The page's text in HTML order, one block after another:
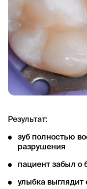
Результат:
зуб полностью
разрушения
пациент забыл о
улыбка выглядит